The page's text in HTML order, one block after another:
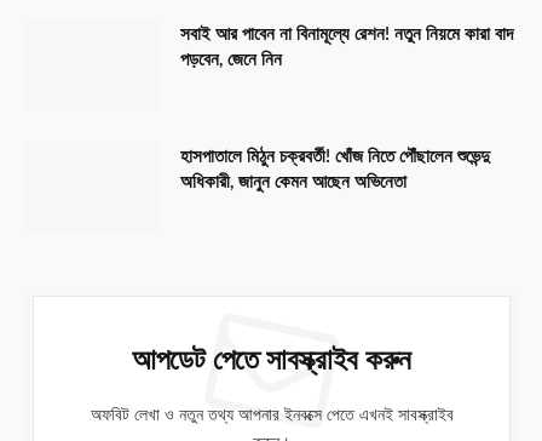
সবাই আর পাবেন না বিনামূল্যে রেশন! নতুন নিয়মে কারা বাদ
পড়বেন, জেনে নিন
হাসপাতালে মিঠুন চক্রবর্তী! খোঁজ নিতে পৌঁছালেন শুভেন্দু
অধিকারী, জানুন কেমন আছেন অভিনেতা
আপডেট পেতে সাবস্ক্রাইব করুন
অফবিট লেখা ও নতুন তথ্য আপনার ইনবক্সে পেতে এখনই সাবস্ক্রাইব